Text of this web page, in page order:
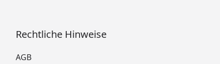
Rechtliche Hinweise
AGB